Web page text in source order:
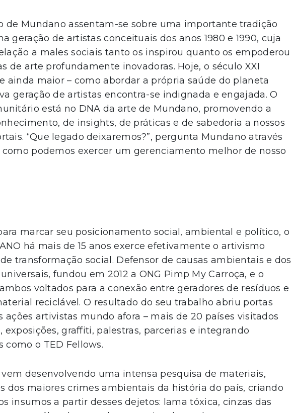
de Mundano assentam-se sobre uma importante tradição
geração de artistas conceituais dos anos 1980 e 1990, cuja
a males sociais tanto os inspirou quanto os empoderou
de arte profundamente inovadoras. Hoje, o século XXI
ainda maior – como abordar a própria saúde do planeta
geração de artistas encontra-se indignada e engajada. O
está no DNA da arte de Mundano, promovendo a
de insights, de práticas e de sabedoria a nossos
“Que legado deixaremos?”, pergunta Mundano através
podemos exercer um gerenciamento melhor de nosso
marcar seu posicionamento social, ambiental e político, o
há mais de 15 anos exerce efetivamente o artivismo
transformação social. Defensor de causas ambientais e dos
fundou em 2012 a ONG Pimp My Carroça, e o
voltados para a conexão entre geradores de resíduos e
reciclável. O resultado do seu trabalho abriu portas
ações artivistas mundo afora – mais de 20 países visitados
exposições, graffiti, palestras, parcerias e integrando
como o TED Fellows.
desenvolvendo uma intensa pesquisa de materiais,
dos maiores crimes ambientais da história do país, criando
insumos a partir desses dejetos: lama tóxica, cinzas das